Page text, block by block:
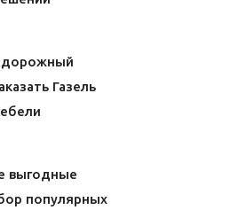
Газель
выгодные
популярных